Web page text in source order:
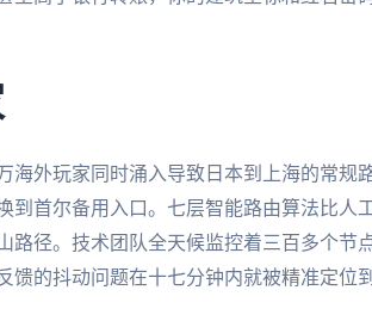
海外玩家同时涌入导致日本到上海的常规
到首尔备用入口。七层智能路由算法比人
径。技术团队全天候监控着三百多个节
馈的抖动问题在十七分钟内就被精准定位